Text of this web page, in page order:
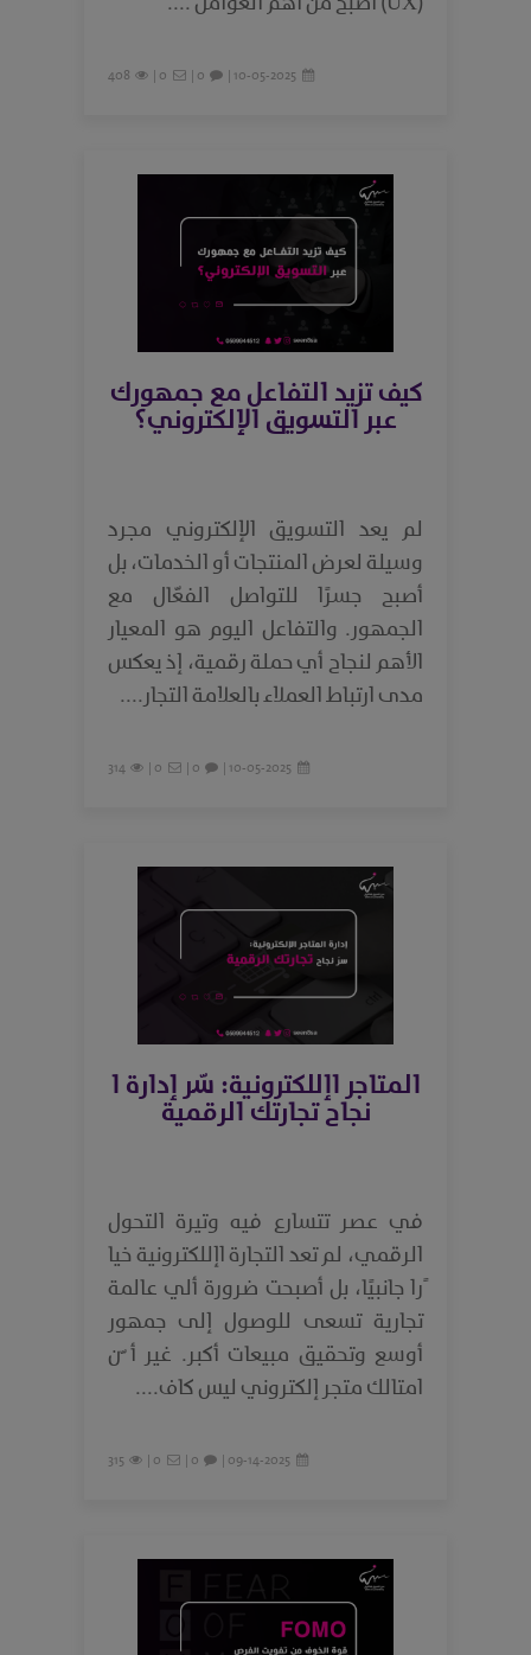
10-05-2025 |
0 |
0 |
408
كيف تزيد التفاعل مع جمهورك
عبر التسويق الإلكتروني؟
لم يعد التسويق الإلكتروني مجرد
وسيلة لعرض المنتجات أو الخدمات، بل
أصبح جسرًا للتواصل الفعّال مع
الجمهور. والتفاعل اليوم هو المعيار
الأهم لنجاح أي حملة رقمية، إذ يعكس
مدى ارتباط العملاء بالعلامة التجار....
10-05-2025 |
0 |
0 |
314
المتاجر اإللكترونية: سّر إدارة ا
نجاح تجارتك الرقمية
في عصر تتسارع فيه وتيرة التحول
الرقمي، لم تعد التجارة اإللكترونية خيا
ًرا جانبيًا، بل أصبحت ضرورة ألي عالمة
تجارية تسعى للوصول إلى جمهور
أوسع وتحقيق مبيعات أكبر. غير أ ّن
امتالك متجر إلكتروني ليس كاف....
09-14-2025 |
0 |
0 |
315